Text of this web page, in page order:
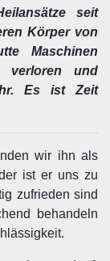
seit
Körper von
Maschinen
verloren und
Es ist Zeit
wir ihn als
ist er uns zu
zufrieden sind
behandeln